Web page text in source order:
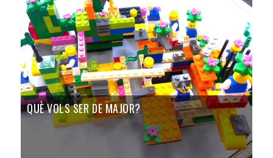
QUÈ VOLS SER DE MAJOR?